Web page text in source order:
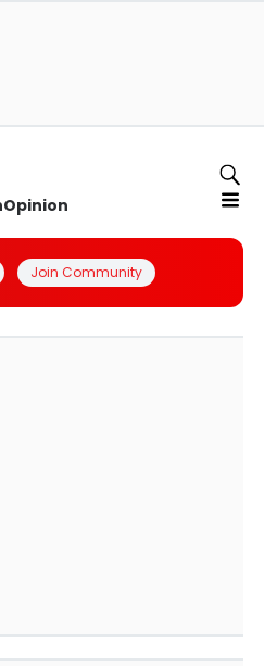
Opinion
Join Community